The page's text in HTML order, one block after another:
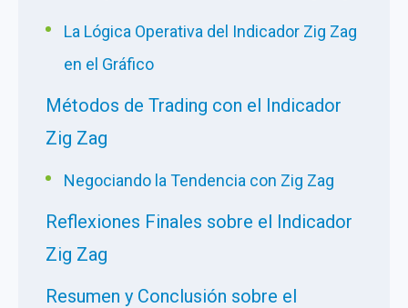
La Lógica Operativa del Indicador Zig Zag
en el Gráfico
Métodos de Trading con el Indicador
Zig Zag
Negociando la Tendencia con Zig Zag
Reflexiones Finales sobre el Indicador
Zig Zag
Resumen y Conclusión sobre el